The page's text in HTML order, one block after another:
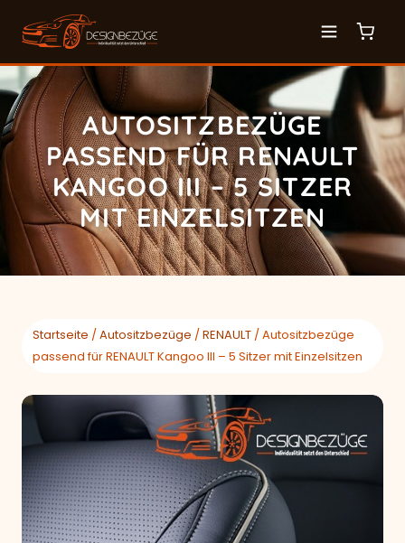
AUTOSITZBEZÜGE
PASSEND FÜR RENAULT
KANGOO III – 5 SITZER
MIT EINZELSITZEN
Startseite /Autositzbezüge /RENAULT / Autositzbezüge
passend für RENAULT Kangoo III – 5 Sitzer mit Einzelsitzen